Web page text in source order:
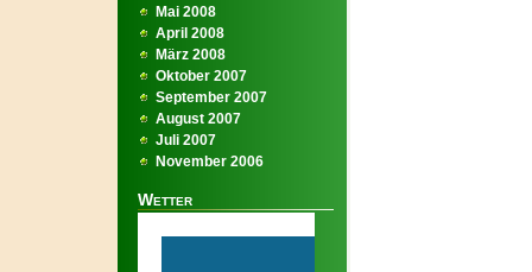
Mai 2008
April 2008
März 2008
Oktober 2007
September 2007
August 2007
Juli 2007
November 2006
Wetter